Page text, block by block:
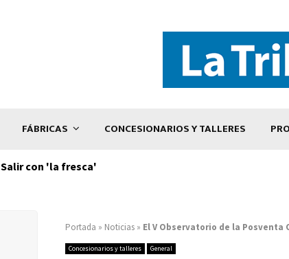
FÁBRICAS CONCESIONARIOS Y TALLERES
Salir con 'la fresca'
Portada » Noticias » El V Observatorio de la
Concesionarios y talleres General